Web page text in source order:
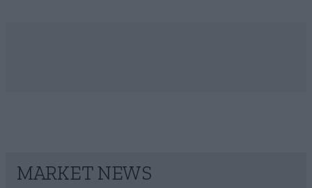
MARKET NEWS